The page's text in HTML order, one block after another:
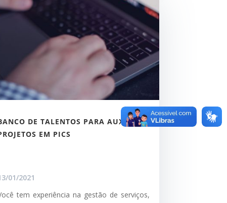
DE TALENTOS PARA AUXILIAR
EM PICS
01/2021
tem experiência na gestão de serviços,